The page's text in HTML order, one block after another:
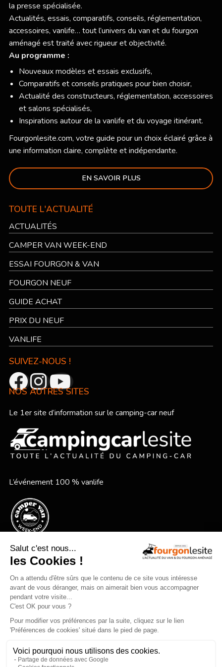
la presse spécialisée.
Actualités, essais, comparatifs, conseils, réglementation,
accessoires, vanlife… tout l’univers du van et du fourgon
aménagé est traité avec rigueur et objectivité.
Au programme :
Nouveaux modèles et essais exclusifs,
Comparatifs et conseils pratiques pour bien choisir,
Actualité des constructeurs, réglementation, accessoires
et salons spécialisés,
Inspirations autour de la vanlife et du voyage itinérant.
Fourgonlesite.com, votre guide pour un choix éclairé grâce à
une information claire, complète et indépendante.
EN SAVOIR PLUS
TOUTE L'ACTUALITÉ
ACTUALITÉS
CAMPER VAN WEEK-END
ESSAI FOURGON & VAN
FOURGON NEUF
GUIDE ACHAT
PRIX DU NEUF
VANLIFE
SUIVEZ-NOUS !
NOS AUTRES SITES
Le 1er site d’information sur le camping-car neuf
L’événement 100 % vanlife
Le festival vanlife en bord de mer
Mentions légales
Devenir annonceur